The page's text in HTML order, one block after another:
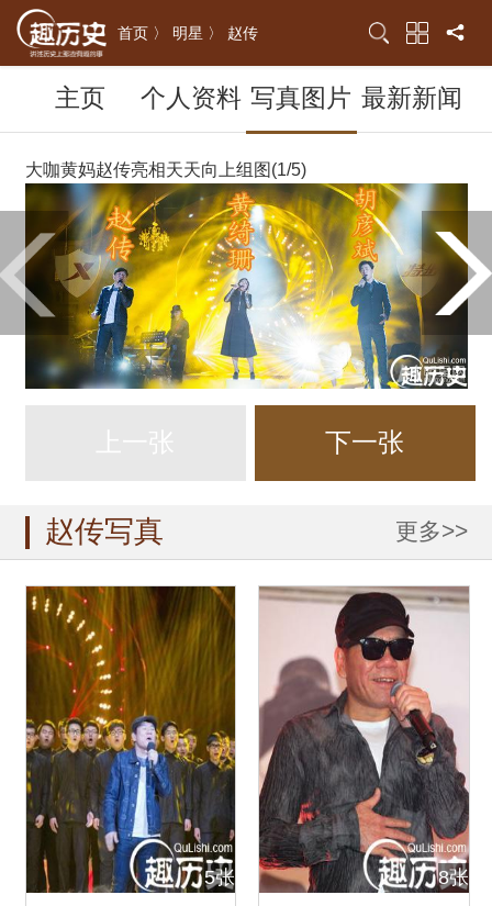
首页 〉 明星 〉 赵传
主页 个人资料 写真图片 最新新闻
大咖黄妈赵传亮相天天向上组图(1/5)
下一张
赵传写真 更多>>
5张
8张